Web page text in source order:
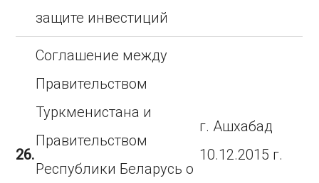
защите инвестиций
26.
Соглашение между
Правительством
Туркменистана и
Правительством
Республики Беларусь о
г. Ашхабад
10.12.2015 г.